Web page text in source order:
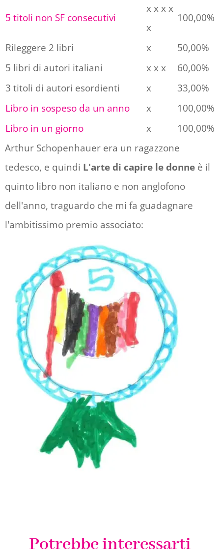
5 titoli non SF consecutivi
x x x x
x
100,00%
Rileggere 2 libri x
50,00%
5 libri di autori italiani
x x x
60,00%
3 titoli di autori esordienti
x
33,00%
Libro in sospeso da un anno
x
100,00%
Libro in un giorno
x
100,00%
Arthur Schopenhauer era un ragazzone
tedesco, e quindi L'arte di capire le donne è il
quinto libro non italiano e non anglofono
dell'anno, traguardo che mi fa guadagnare
l'ambitissimo premio associato:
Potrebbe interessarti